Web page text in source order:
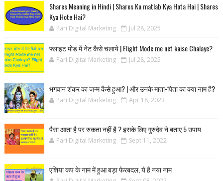
Shares Meaning in Hindi | Shares Ka matlab Kya Hota Hai | Shares
Kya Hote Hai?
Pari Digital Marketing Jul 28, 2025
फ्लाइट मोड में नेट कैसे चलाये | Flight Mode me net kaise Chalaye?
Pari Digital Marketing Jul 28, 2025
भगवान शंकर का जन्म कैसे हुआ? | और उनके माता-पिता का क्या नाम है?
Pari Digital Marketing Apr 18, 2023
पैसा आता है पर रुकता नहीं है ? इसके लिए गुरुदेव ने बताए 5 उपाय
Pari Digital Marketing Sept 11, 2022
एशिया कप के नाम में हुआ बड़ा फेरबदल, ये है नया नाम